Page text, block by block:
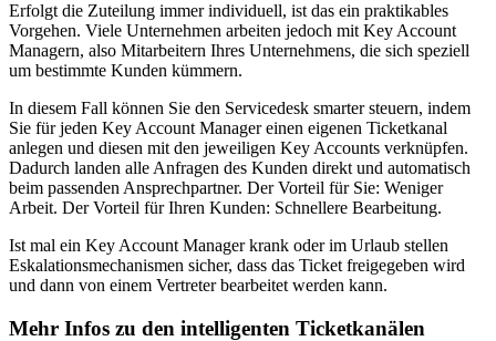
Erfolgt die Zuteilung immer individuell, ist das ein praktikables
Vorgehen. Viele Unternehmen arbeiten jedoch mit Key Account
Managern, also Mitarbeitern Ihres Unternehmens, die sich speziell
um bestimmte Kunden kümmern.
In diesem Fall können Sie den Servicedesk smarter steuern, indem
Sie für jeden Key Account Manager einen eigenen Ticketkanal
anlegen und diesen mit den jeweiligen Key Accounts verknüpfen.
Dadurch landen alle Anfragen des Kunden direkt und automatisch
beim passenden Ansprechpartner. Der Vorteil für Sie: Weniger
Arbeit. Der Vorteil für Ihren Kunden: Schnellere Bearbeitung.
Ist mal ein Key Account Manager krank oder im Urlaub stellen
Eskalationsmechanismen sicher, dass das Ticket freigegeben wird
und dann von einem Vertreter bearbeitet werden kann.
Mehr Infos zu den intelligenten Ticketkanälen